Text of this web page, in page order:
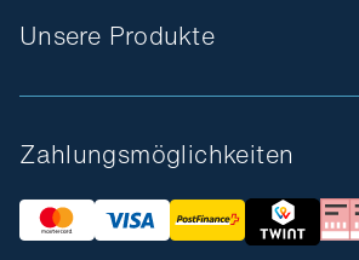
Unsere Produkte
Zahlungsmöglichkeiten